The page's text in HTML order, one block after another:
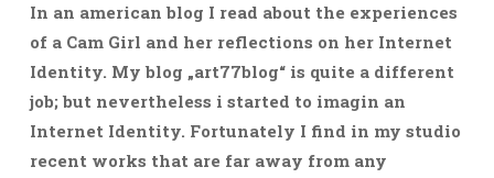
In an american blog I read about the experiences
of a Cam Girl and her reflections on her Internet
Identity. My blog „art77blog“ is quite a different
job; but nevertheless i started to imagin an
Internet Identity. Fortunately I find in my studio
recent works that are far away from any